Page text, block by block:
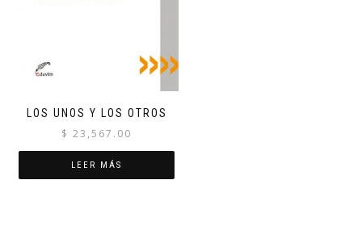
LOS UNOS Y LOS OTROS
$ 23,567.00
LEER MÁS